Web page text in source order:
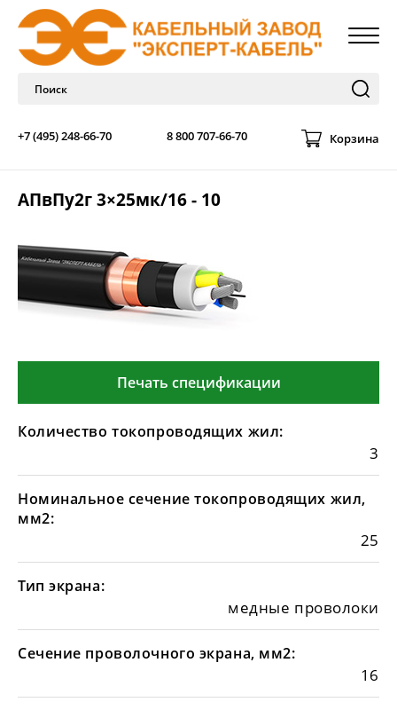
+7 (495) 248-66-70 8 800 707-66-70 Корзина
АПвПу2г 3×25мк/16 - 10
Печать спецификации
Количество токопроводящих жил:
3
Номинальное сечение токопроводящих жил,
мм2:
25
Тип экрана:
медные проволоки
Сечение проволочного экрана, мм2:
16